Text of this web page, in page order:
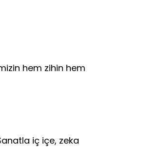
hem zihin hem
iç içe, zeka